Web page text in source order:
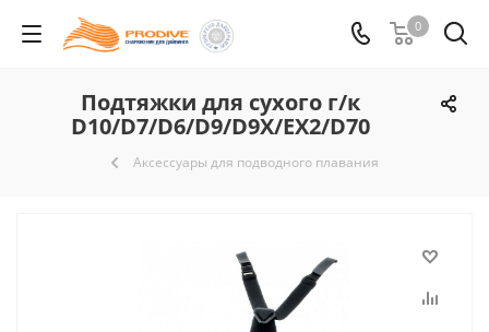
0
Подтяжки для сухого г/к
D10/D7/D6/D9/D9X/EX2/D70
Аксессуары для подводного плавания